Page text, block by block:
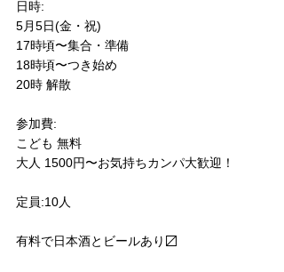
日時:
5月5日(金・祝)
17時頃〜集合・準備
18時頃〜つき始め
20時 解散
参加費:
こども 無料
大人 1500円〜お気持ちカンパ大歓迎！
定員:10人
有料で日本酒とビールあり〼